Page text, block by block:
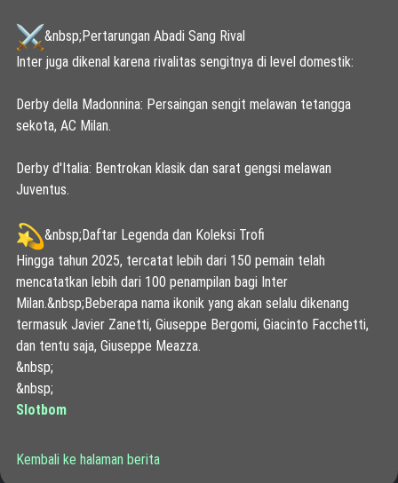
&nbsp;Pertarungan Abadi Sang Rival
Inter juga dikenal karena rivalitas sengitnya di level domestik:
Derby della Madonnina: Persaingan sengit melawan tetangga
sekota, AC Milan.
Derby d'Italia: Bentrokan klasik dan sarat gengsi melawan
Juventus.
&nbsp;Daftar Legenda dan Koleksi Trofi
Hingga tahun 2025, tercatat lebih dari 150 pemain telah
mencatatkan lebih dari 100 penampilan bagi Inter
Milan.&nbsp;Beberapa nama ikonik yang akan selalu dikenang
termasuk Javier Zanetti, Giuseppe Bergomi, Giacinto Facchetti,
dan tentu saja, Giuseppe Meazza.
&nbsp;
&nbsp;
Slotbom
Kembali ke halaman berita